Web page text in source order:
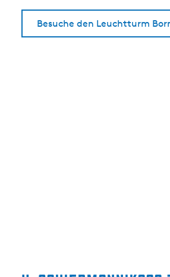
Besuche den Leuchtturm